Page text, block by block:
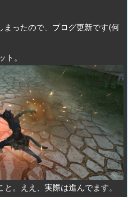
まったので、ブログ更新です(何
。
。ええ、実際は進んでます。